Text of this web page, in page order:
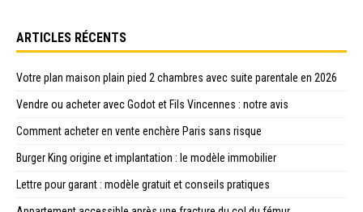
ARTICLES RÉCENTS
Votre plan maison plain pied 2 chambres avec suite parentale en 2026
Vendre ou acheter avec Godot et Fils Vincennes : notre avis
Comment acheter en vente enchère Paris sans risque
Burger King origine et implantation : le modèle immobilier
Lettre pour garant : modèle gratuit et conseils pratiques